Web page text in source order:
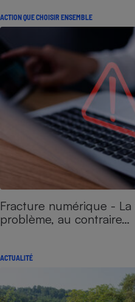
ACTION QUE CHOISIR ENSEMBLE
Fracture numérique - La
problème, au contraire…
ACTUALITÉ